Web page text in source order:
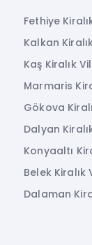
Fethiye
Kalkan
Kaş Kiralık
Marmaris
Gökova
Dalyan
Konyaaltı
Belek Kiralık
Dalaman